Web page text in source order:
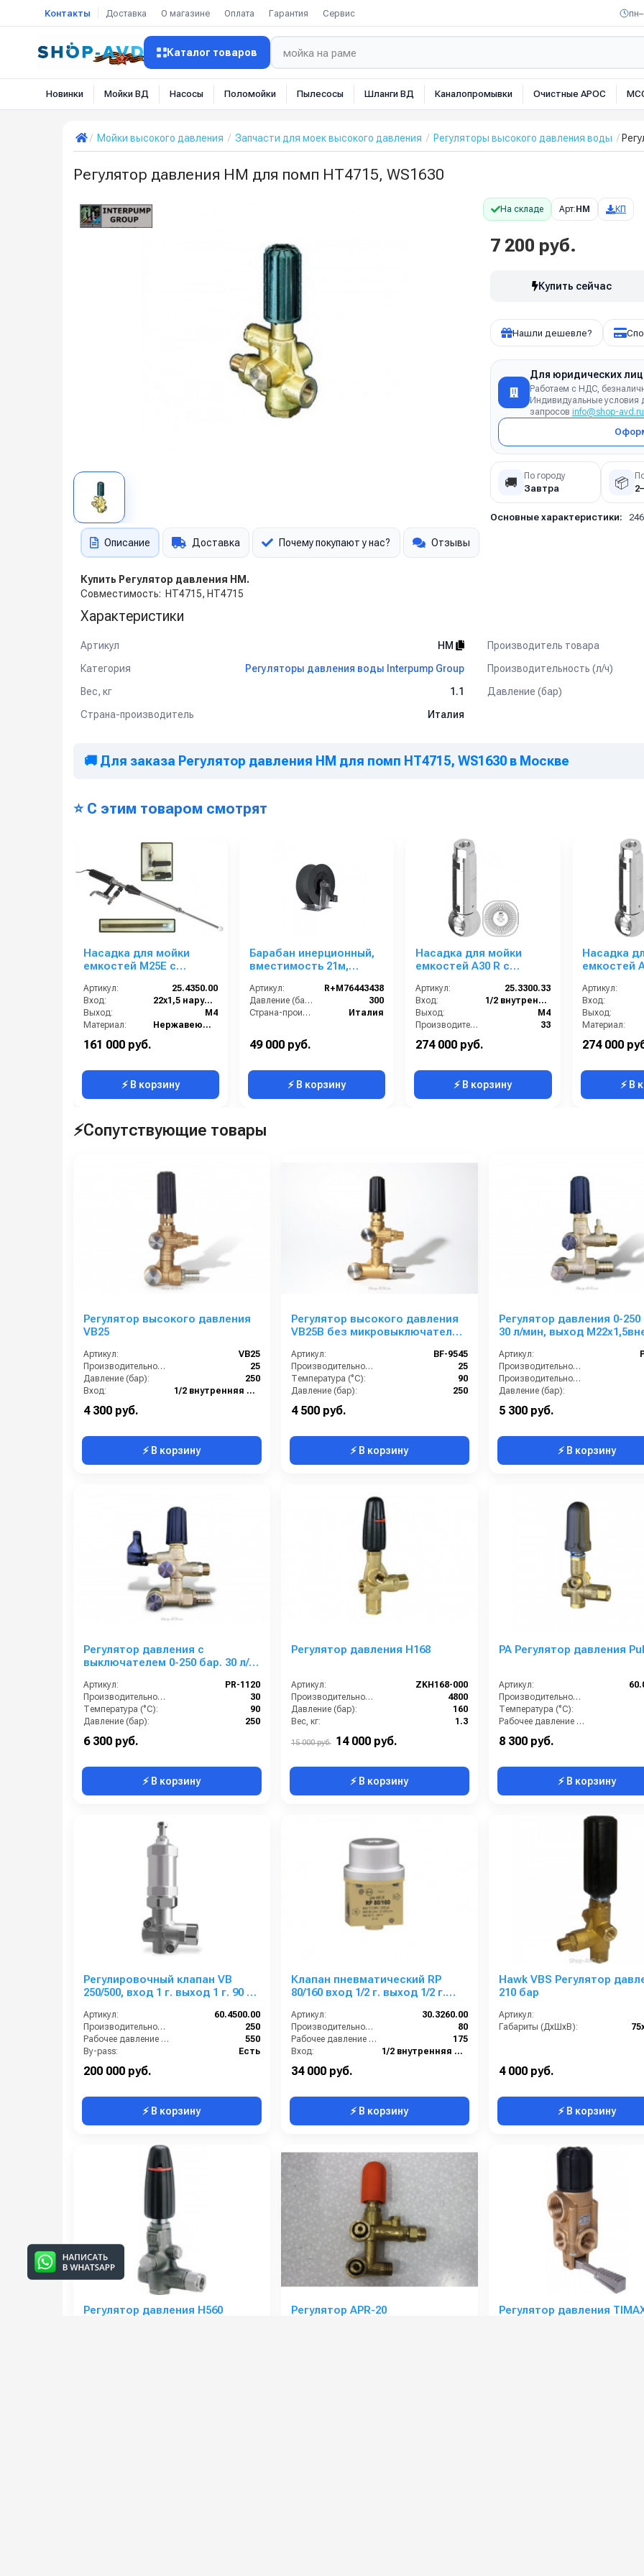
Контакты Доставка О магазине Оплата Гарантия Сервис
Каталог товаров
Новинки Мойки ВД Насосы Поломойки Пылесосы Шланги ВД Каналопромывки Очистные АРОС
Мойки высокого давления Запчасти для моек высокого давления Регуляторы высокого давления воды
Регулятор давления HM для помп HT4715, WS1630
На складе Арт: HM КП
7 200 руб.
Купить сейчас
Нашли дешевле?
Для юридических лиц
Работаем с НДС,
Индивидуальные условия
запросов info@shop-avd.ru
🚚 По городу
Завтра 📦
Основные характеристики:
Описание Доставка Почему покупают у нас? Отзывы
Купить Регулятор давления HM.
Совместимость: HT4715, HT4715
Характеристики
Артикул HM Производитель товара
Категория
Регуляторы давления воды Interpump Group Производительность (л/ч)
Вес, кг
1.1 Давление (бар)
Страна-производитель
Италия
🚚 Для заказа Регулятор давления HM для помп HT4715, WS1630 в Москве
⭐ С этим товаром смотрят
Насадка для мойки
емкостей М25Е с
электропривод; 730мм;
10-25 л/мин; 90град.;
220В-12В.
Артикул:
25.4350.00
Вход:
22х1,5 наружняя резьба
Выход:
М4
Материал:
Нержавеющая сталь
Производительность (л/мин):
В коробке:
161 000 руб.
⚡ В корзину
Барабан инерционный,
вместимость 21м,
Артикул:
R+M76443438
Давление (бар):
300
Страна-производитель:
Италия
49 000 руб.
⚡ В корзину
Насадка для мойки
емкостей A30 R с
л/мин 160 бар 1/2 г.
Артикул:
25.3300.33
Вход:
1/2 внутренняя резьба
Выход:
М4
Производительность (л/мин):
33
Вес, кг:
274 000 руб.
⚡ В корзину
Насадка
емкостей
л/мин 160
Артикул:
Вход:
Выход:
Материал:
Производительность (л/мин):
В коробке:
274 000
⚡ В
⚡Сопутствующие товары
Регулятор высокого давления
VB25
Артикул:
VB25
Производительность (л/мин):
25
Давление (бар):
250
Вход:
1/2 внутренняя резьба
4 300 руб.
⚡ В корзину
Регулятор высокого давления
VB25B без микровыключателя,
3/8внеш
Артикул:
BF-9545
Производительность (л/мин):
25
Температура (°C):
90
Давление (бар):
250
4 500 руб.
⚡ В корзину
Регулятор давления 0-250
30 л/мин, выход
Артикул:
Производительность (л/мин):
Производительность (л/ч):
Давление (бар):
5 300 руб.
⚡ В корзину
Регулятор давления с
выключателем 0-250 бар. 30 л/
Артикул:
PR-1120
Производительность (л/мин):
30
Температура (°C):
90
Давление (бар):
250
6 300 руб.
⚡ В корзину
Регулятор давления H168
Артикул:
ZKH168-000
Производительность (л/ч):
4800
Давление (бар):
160
Вес, кг:
1.3
15 000 руб. 14 000 руб.
⚡ В корзину
PA Регулятор давления
Артикул:
Производительность (л/мин):
Температура (°C):
Рабочее давление (бар):
8 300 руб.
⚡ В корзину
Регулировочный клапан VB
250/500, вход 1 г. выход 1 г. 90 °C
Артикул:
60.4500.00
Производительность (л/мин):
250
Рабочее давление (бар):
550
By-pass:
Есть
200 000 руб.
⚡ В корзину
Клапан пневматический RP
80/160 вход 1/2 г. выход 1/2 г.
Артикул:
30.3260.00
Производительность (л/мин):
80
Рабочее давление (бар):
175
Вход:
1/2 внутренняя резьба
34 000 руб.
⚡ В корзину
Hawk VBS Регулятор
210 бар
Артикул:
Габариты (ДхШхВ):
4 000 руб.
⚡ В корзину
Регулятор давления H560 Регулятор APR-20 Регулятор давления